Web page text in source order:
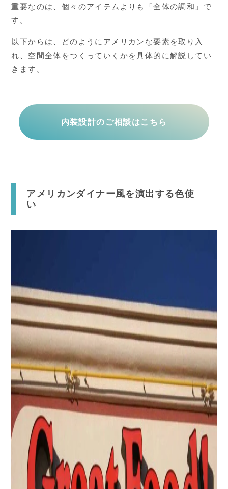
重要なのは、個々のアイテムよりも「全体の調和」で
す。
以下からは、どのようにアメリカンな要素を取り入
れ、空間全体をつくっていくかを具体的に解説してい
きます。
内装設計のご相談はこちら
アメリカンダイナー風を演出する色使
い